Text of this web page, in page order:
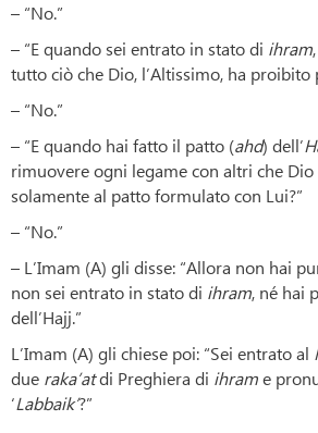
– “No.”
– “E quando sei entrato in stato di ihram
tutto ciò che Dio, l’Altissimo, ha proibito
– “No.”
– “E quando hai fatto il patto (ahd) dell’
rimuovere ogni legame con altri che
solamente al patto formulato con Lui?”
– “No.”
– L’Imam (A) gli disse: “Allora non hai
non sei entrato in stato di ihram, né hai
dell’Hajj.”
L’Imam (A) gli chiese poi: “Sei entrato al
due raka’atdi Preghiera di ihrame
‘Labbaik’?”